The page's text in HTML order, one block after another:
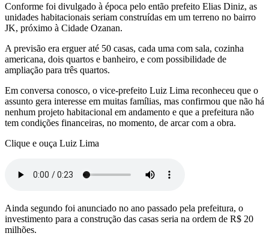
Conforme foi divulgado à época pelo então prefeito Elias Diniz, as
unidades habitacionais seriam construídas em um terreno no bairro
JK, próximo à Cidade Ozanan.
A previsão era erguer até 50 casas, cada uma com sala, cozinha
americana, dois quartos e banheiro, e com possibilidade de
ampliação para três quartos.
Em conversa conosco, o vice-prefeito Luiz Lima reconheceu que o
assunto gera interesse em muitas famílias, mas confirmou que não há
nenhum projeto habitacional em andamento e que a prefeitura não
tem condições financeiras, no momento, de arcar com a obra.
Clique e ouça Luiz Lima
Ainda segundo foi anunciado no ano passado pela prefeitura, o
investimento para a construção das casas seria na ordem de R$ 20
milhões.